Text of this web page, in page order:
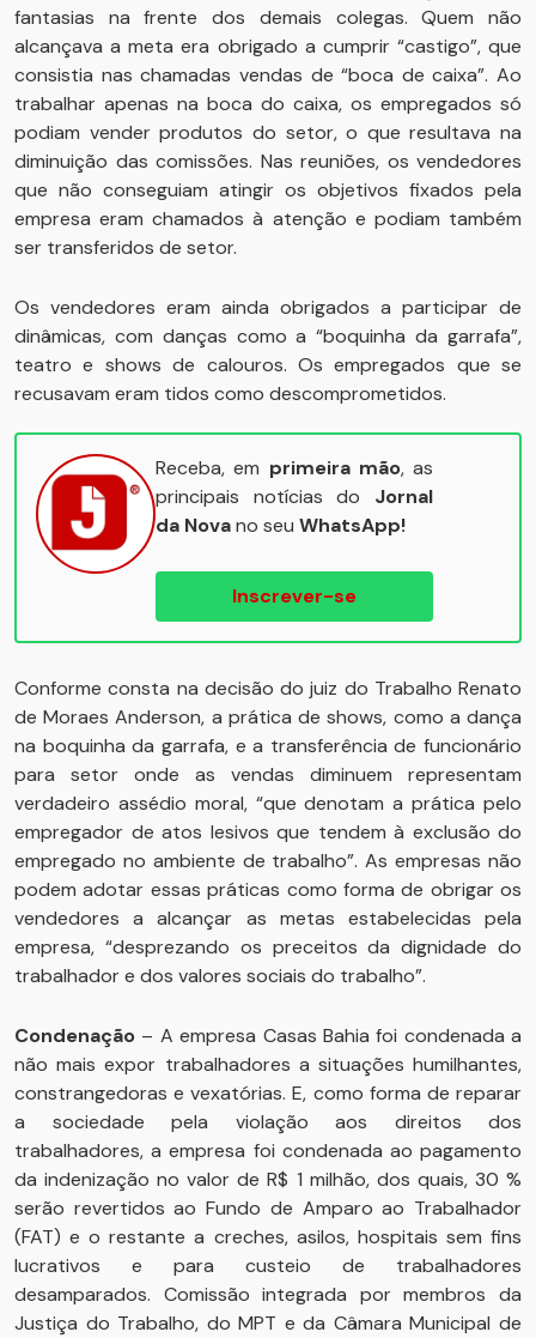
fantasias na frente dos demais colegas. Quem não
alcançava a meta era obrigado a cumprir “castigo”, que
consistia nas chamadas vendas de “boca de caixa”. Ao
trabalhar apenas na boca do caixa, os empregados só
podiam vender produtos do setor, o que resultava na
diminuição das comissões. Nas reuniões, os vendedores
que não conseguiam atingir os objetivos fixados pela
empresa eram chamados à atenção e podiam também
ser transferidos de setor.
Os vendedores eram ainda obrigados a participar de
dinâmicas, com danças como a “boquinha da garrafa”,
teatro e shows de calouros. Os empregados que se
recusavam eram tidos como descomprometidos.
Receba, em primeira mão, as
principais notícias do Jornal
da Novano seu WhatsApp!
Inscrever-se
Conforme consta na decisão do juiz do Trabalho Renato
de Moraes Anderson, a prática de shows, como a dança
na boquinha da garrafa, e a transferência de funcionário
para setor onde as vendas diminuem representam
verdadeiro assédio moral, “que denotam a prática pelo
empregador de atos lesivos que tendem à exclusão do
empregado no ambiente de trabalho”. As empresas não
podem adotar essas práticas como forma de obrigar os
vendedores a alcançar as metas estabelecidas pela
empresa, “desprezando os preceitos da dignidade do
trabalhador e dos valores sociais do trabalho”.
Condenação – A empresa Casas Bahia foi condenada a
não mais expor trabalhadores a situações humilhantes,
constrangedoras e vexatórias. E, como forma de reparar
a sociedade pela violação aos direitos dos
trabalhadores, a empresa foi condenada ao pagamento
da indenização no valor de R$ 1 milhão, dos quais, 30 %
serão revertidos ao Fundo de Amparo ao Trabalhador
(FAT) e o restante a creches, asilos, hospitais sem fins
lucrativos e para custeio de trabalhadores
desamparados. Comissão integrada por membros da
Justiça do Trabalho, do MPT e da Câmara Municipal de